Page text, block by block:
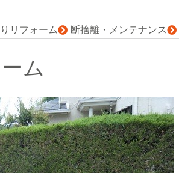
リフォーム 断捨離・メンテナンス
ム